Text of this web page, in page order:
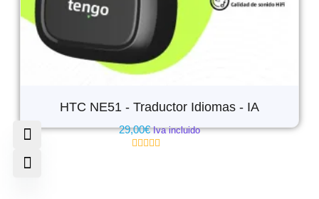
HTC NE51 - Traductor Idiomas - IA
29,00€ Iva incluido